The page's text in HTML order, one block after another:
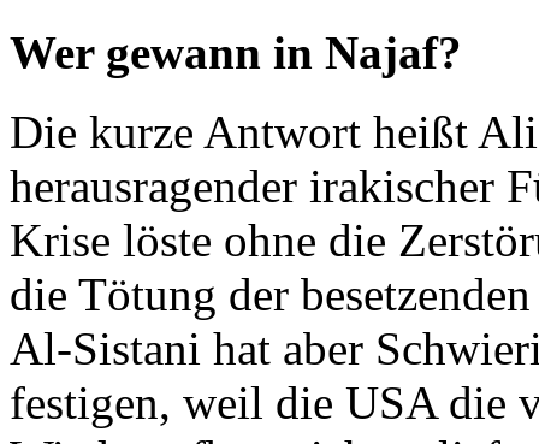
Wer gewann in Najaf?
Die kurze Antwort heißt
herausragender irakischer
Krise löste ohne die
die Tötung der
Al-Sistani hat aber
festigen, weil die USA die